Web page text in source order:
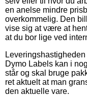
en anelse mindre
overkommelig. Den
vise sig at være at
at du bor lige ved
Dymo Labels kan i
står og skal bruge
ret aktuelt at man
den aktuelle vare.